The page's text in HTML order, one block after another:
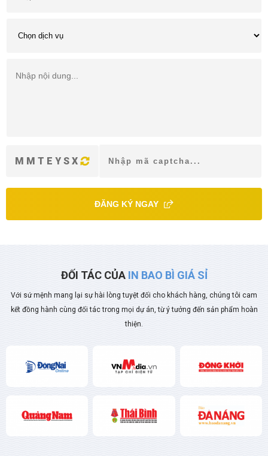
MMTEYSX
ĐĂNG KÝ NGAY
ĐỐI TÁC CỦA IN BAO BÌ GIÁ SỈ
Với sứ mệnh mang lại sự hài lòng tuyệt đối cho khách hàng, chúng tôi cam
kết đồng hành cùng đối tác trong mọi dự án, từ ý tưởng đến sản phẩm hoàn
thiện.